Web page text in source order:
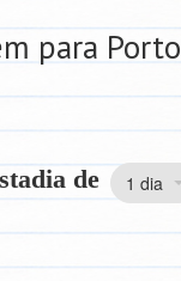
para Porto
de 1 dia